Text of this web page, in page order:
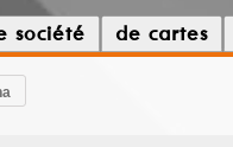
société de cartes